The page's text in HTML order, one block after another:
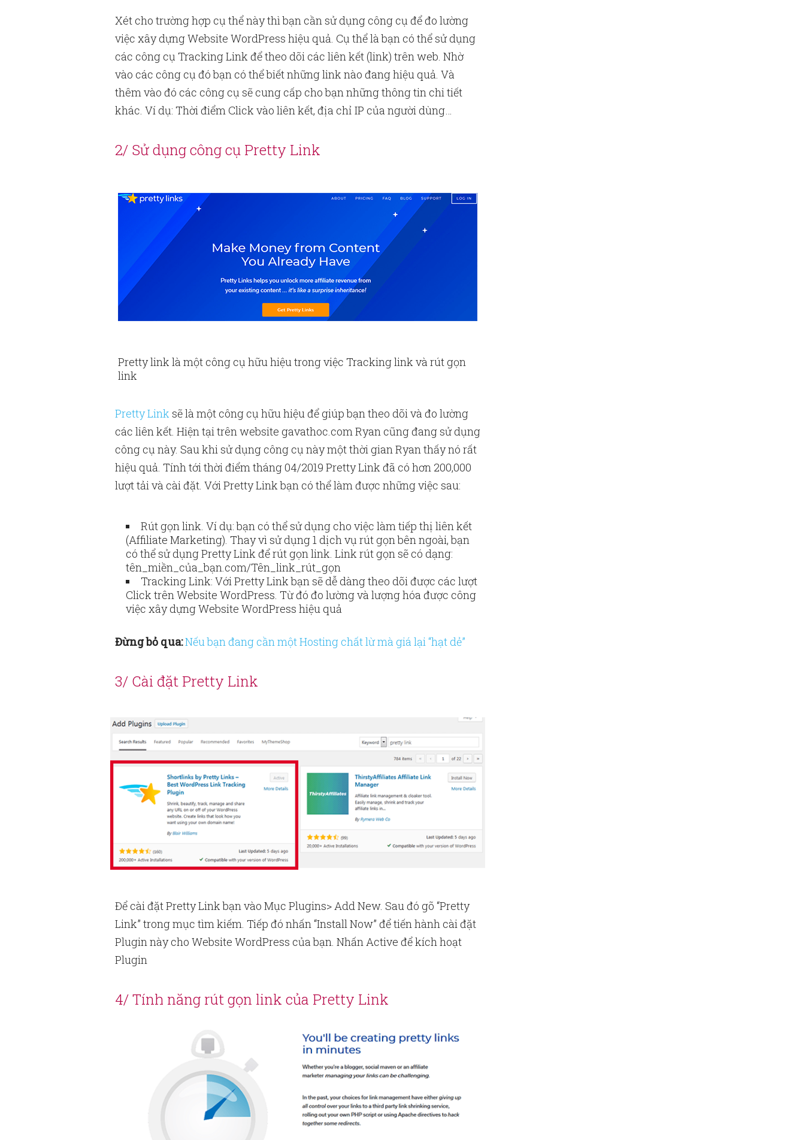
Xét cho trường hợp cụ thể này thì bạn cần sử dụng công cụ để đo lường
việc xây dựng Website WordPress hiệu quả. Cụ thể là bạn có thể sử dụng
các công cụ Tracking Link để theo dõi các liên kết (link) trên web. Nhờ
vào các công cụ đó bạn có thể biết những link nào đang hiệu quả. Và
thêm vào đó các công cụ sẽ cung cấp cho bạn những thông tin chi tiết
khác. Ví dụ: Thời điểm Click vào liên kết, địa chỉ IP của người dùng…
2/ Sử dụng công cụ Pretty Link
Pretty link là một công cụ hữu hiệu trong việc Tracking link và rút gọn
link
Pretty Link sẽ là một công cụ hữu hiệu để giúp bạn theo dõi và đo lường
các liên kết. Hiện tại trên website gavathoc.com Ryan cũng đang sử dụng
công cụ này. Sau khi sử dụng công cụ này một thời gian Ryan thấy nó rất
hiệu quả. Tính tới thời điểm tháng 04/2019 Pretty Link đã có hơn 200,000
lượt tải và cài đặt. Với Pretty Link bạn có thể làm được những việc sau:
Rút gọn link. Ví dụ: bạn có thể sử dụng cho việc làm tiếp thị liên kết
(Affiliate Marketing). Thay vì sử dụng 1 dịch vụ rút gọn bên ngoài, bạn
có thể sử dụng Pretty Link để rút gọn link. Link rút gọn sẽ có dạng:
tên_miền_của_bạn.com/Tên_link_rút_gọn
Tracking Link: Với Pretty Link bạn sẽ dễ dàng theo dõi được các lượt
Click trên Website WordPress. Từ đó đo lường và lượng hóa được công
việc xây dựng Website WordPress hiệu quả
Đừng bỏ qua:Nếu bạn đang cần một Hosting chất lừ mà giá lại “hạt dẻ”
3/ Cài đặt Pretty Link
Để cài đặt Pretty Link bạn vào Mục Plugins> Add New. Sau đó gõ “Pretty
Link” trong mục tìm kiếm. Tiếp đó nhấn “Install Now” để tiến hành cài đặt
Plugin này cho Website WordPress của bạn. Nhấn Active để kích hoạt
Plugin
4/ Tính năng rút gọn link của Pretty Link